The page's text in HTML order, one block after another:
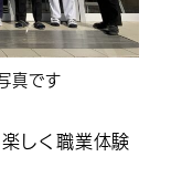
真です
しく職業体験